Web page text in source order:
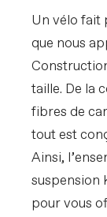
Un vélo fait
que nous
taille. De la
fibres de
tout est
Ainsi,
suspension
pour vous